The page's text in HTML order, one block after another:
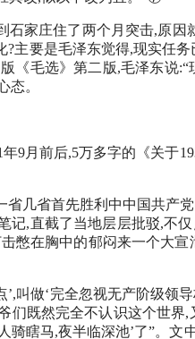
石家庄住了两个月突击,原因
主要是毛泽东觉得,现实任
《毛选》第二版,毛泽东说
态。
9月前后,5万多字的《关于
几省首先胜利中中国共产
记,直截了当地层层批驳,不
憋在胸中的郁闷来一个大宣
叫做‘完全忽视无产阶级领
们既然完全不认识这个世界
瞎马,夜半临深池’了”。文